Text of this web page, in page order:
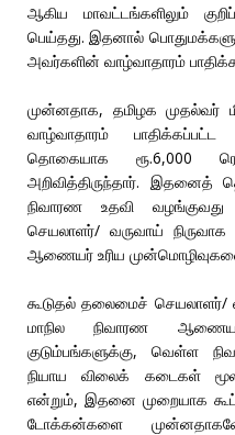
ஆகிய மாவட்டங்களிலும்
பெய்தது. இதனால்
அவர்களின் வாழ்வாதாரம்
முன்னதாக, தமிழக முதல்வர்
வாழ்வாதாரம்
தொகையாக ரூ.6,000
அறிவித்திருந்தார். இதனைத்
நிவாரண உதவி
செயலாளர்/ வருவாய்
ஆணையர் உரிய முன்மொழிவுகளை
கூடுதல் தலைமைச் செயலாளர்/
மாநில நிவாரண
குடும்பங்களுக்கு, வெள்ள
நியாய விலைக் கடைகள்
என்றும், இதனை முறையாக
டோக்கன்களை